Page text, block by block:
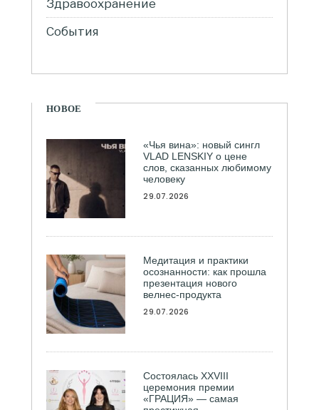
Здравоохранение
События
НОВОЕ
«Чья вина»: новый сингл
VLAD LENSKIY о цене
слов, сказанных любимому
человеку
29.07.2026
Медитация и практики
осознанности: как прошла
презентация нового
велнес-продукта
29.07.2026
Состоялась ХXVIII
церемония премии
«ГРАЦИЯ» — самая